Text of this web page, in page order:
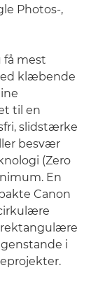
Photos-,
få mest
klæbende
til en
slidstærke
besvær
(Zero
En
Canon
i